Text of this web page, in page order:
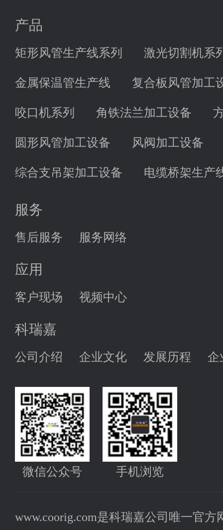
产品
矩形风管生产线系列 激光切割机系
金属保温管生产线 复合板风管加工
咬口机系列 角铁法兰加工设备
圆形风管加工设备 风阀加工设备
综合支吊架加工设备 电缆桥架生产
服务
售后服务 服务网络
应用
客户现场 视频中心
科瑞嘉
公司介绍 企业文化 发展历程 企
微信公众号 手机浏览
www.coorig.com是科瑞嘉公司唯一官